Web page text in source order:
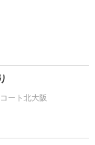
ート北大阪